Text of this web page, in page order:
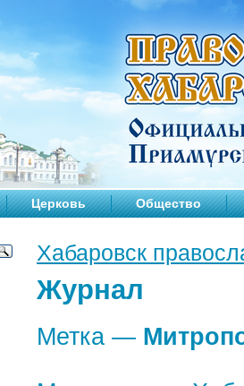
Церковь Общество
Хабаровск
Журнал
Метка —